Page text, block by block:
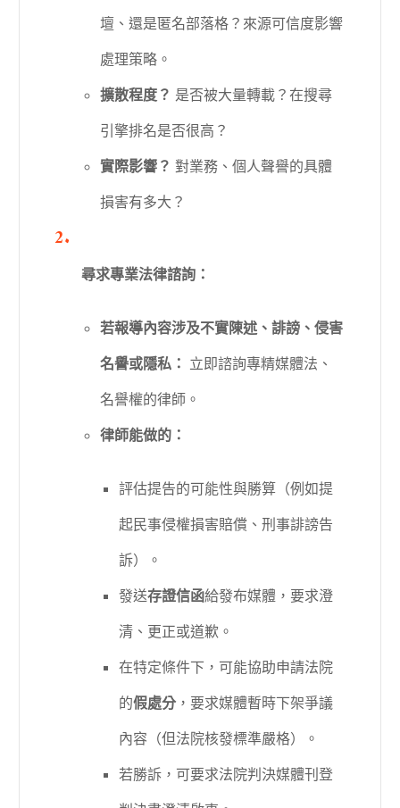
壇、還是匿名部落格？來源可信度影響
處理策略。
擴散程度？ 是否被大量轉載？在搜尋
引擎排名是否很高？
實際影響？ 對業務、個人聲譽的具體
損害有多大？
尋求專業法律諮詢：
若報導內容涉及不實陳述、誹謗、侵害
名譽或隱私： 立即諮詢專精媒體法、
名譽權的律師。
律師能做的：
評估提告的可能性與勝算（例如提
起民事侵權損害賠償、刑事誹謗告
訴）。
發送存證信函給發布媒體，要求澄
清、更正或道歉。
在特定條件下，可能協助申請法院
的假處分，要求媒體暫時下架爭議
內容（但法院核發標準嚴格）。
若勝訴，可要求法院判決媒體刊登